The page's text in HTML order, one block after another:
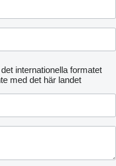
internationella formatet
med det här landet